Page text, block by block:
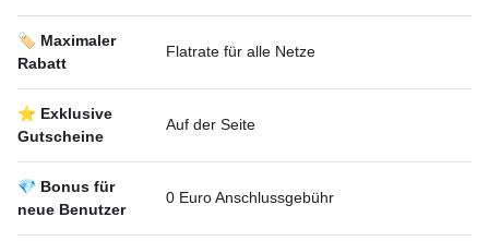
🏷️ Maximaler
Rabatt
Flatrate für alle Netze
⭐ Exklusive
Gutscheine
Auf der Seite
💎 Bonus für
neue Benutzer
0 Euro Anschlussgebühr